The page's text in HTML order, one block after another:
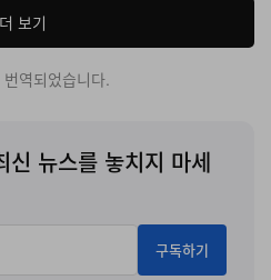
조적 디테일이 정교하게 녹아
딩과 등번호를 직접적으로
본 구조에는 고급 Opticast
발을 안정적으로 고정하는
도록 설계했다.
코트에서의 감각을 최적화하
매트릭스를 적용했다. 미드솔
더 보기
역되었습니다.
신 뉴스를 놓치지 마세
구독하기